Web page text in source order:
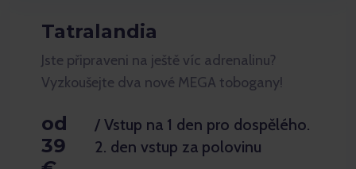
Tatralandia
Jste připraveni na ještě víc adrenalinu?
Vyzkoušejte dva nové MEGA tobogany!
od
39
/ Vstup na 1 den pro dospělého.
2. den vstup za polovinu